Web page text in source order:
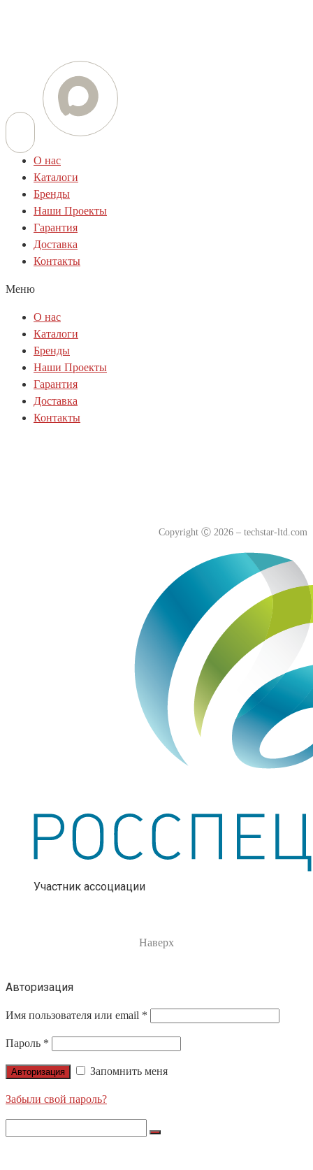
О нас
Каталоги
Бренды
Наши Проекты
Гарантия
Доставка
Контакты
Меню
О нас
Каталоги
Бренды
Наши Проекты
Гарантия
Доставка
Контакты
Copyright Ⓒ 2026 – techstar-ltd.com
Участник ассоциации
Наверх
Авторизация
Имя пользователя или email *
Пароль *
Авторизация Запомнить меня
Забыли свой пароль?